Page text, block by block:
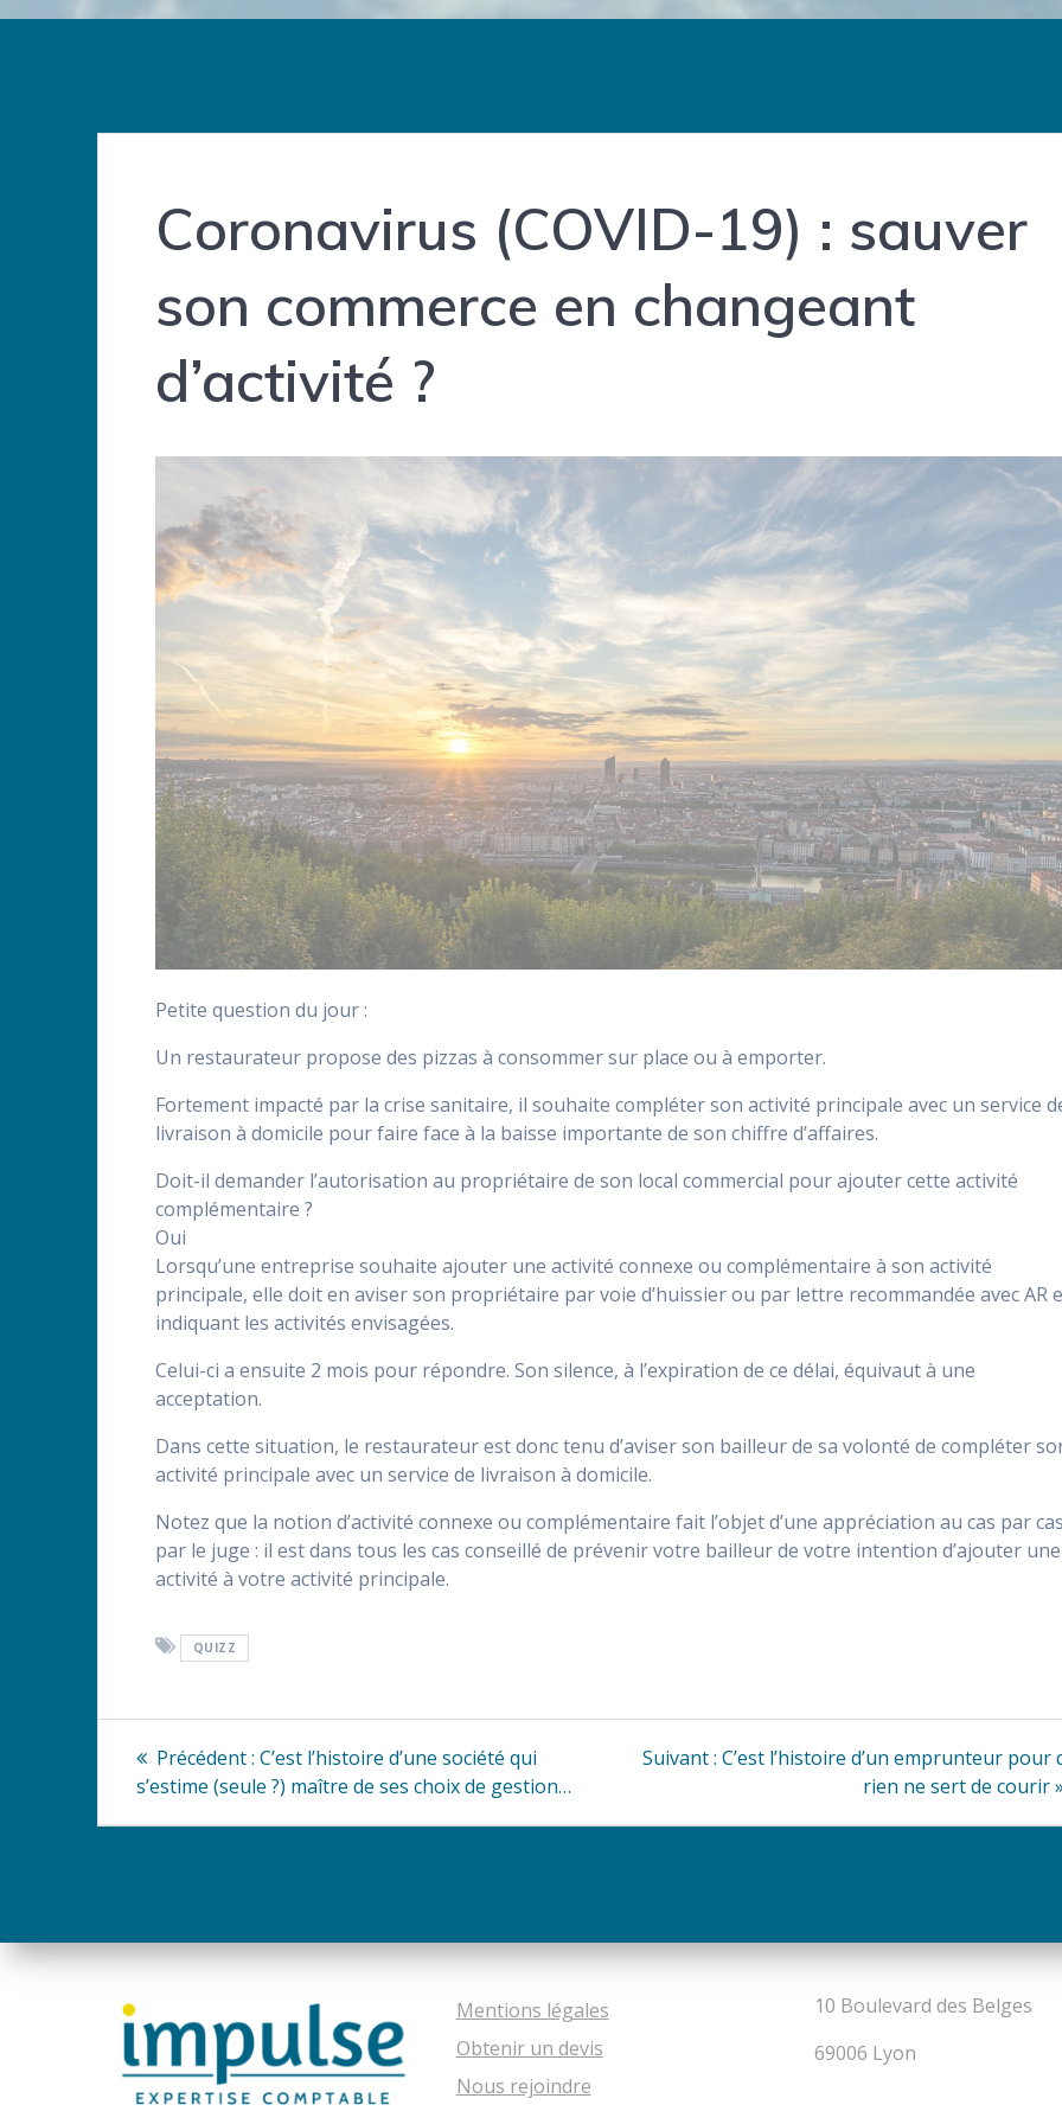
Coronavirus (COVID-19) : sauver
son commerce en changeant
d’activité ?
Petite question du jour :
Un restaurateur propose des pizzas à consommer sur place ou à emporter.
Fortement impacté par la crise sanitaire, il souhaite compléter son activité principale avec un service
livraison à domicile pour faire face à la baisse importante de son chiffre d’affaires.
Doit-il demander l’autorisation au propriétaire de son local commercial pour ajouter cette activité
complémentaire ?
Oui
Lorsqu’une entreprise souhaite ajouter une activité connexe ou complémentaire à son activité
principale, elle doit en aviser son propriétaire par voie d’huissier ou par lettre recommandée avec AR
indiquant les activités envisagées.
Celui-ci a ensuite 2 mois pour répondre. Son silence, à l’expiration de ce délai, équivaut à une
acceptation.
Dans cette situation, le restaurateur est donc tenu d’aviser son bailleur de sa volonté de compléter
activité principale avec un service de livraison à domicile.
Notez que la notion d’activité connexe ou complémentaire fait l’objet d’une appréciation au cas par cas
par le juge : il est dans tous les cas conseillé de prévenir votre bailleur de votre intention d’ajouter une
activité à votre activité principale.
QUIZZ
Navigation
de
Précédent : Article
précédent
C’est l’histoire d’une société qui
s’estime (seule ?) maître de ses choix de gestion…
Suivant : Article
C’est l’histoire d’un emprunteur pour
rien ne sert de courir
Mentions légales
Obtenir un devis
Nous rejoindre
10 Boulevard des Belges
69006 Lyon